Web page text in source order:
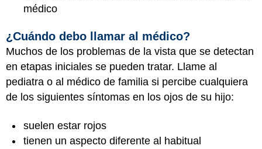
médico
¿Cuándo debo llamar al médico?
Muchos de los problemas de la vista que se detectan
en etapas iniciales se pueden tratar. Llame al
pediatra o al médico de familia si percibe cualquiera
de los siguientes síntomas en los ojos de su hijo:
suelen estar rojos
tienen un aspecto diferente al habitual